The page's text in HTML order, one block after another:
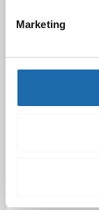
Marketing